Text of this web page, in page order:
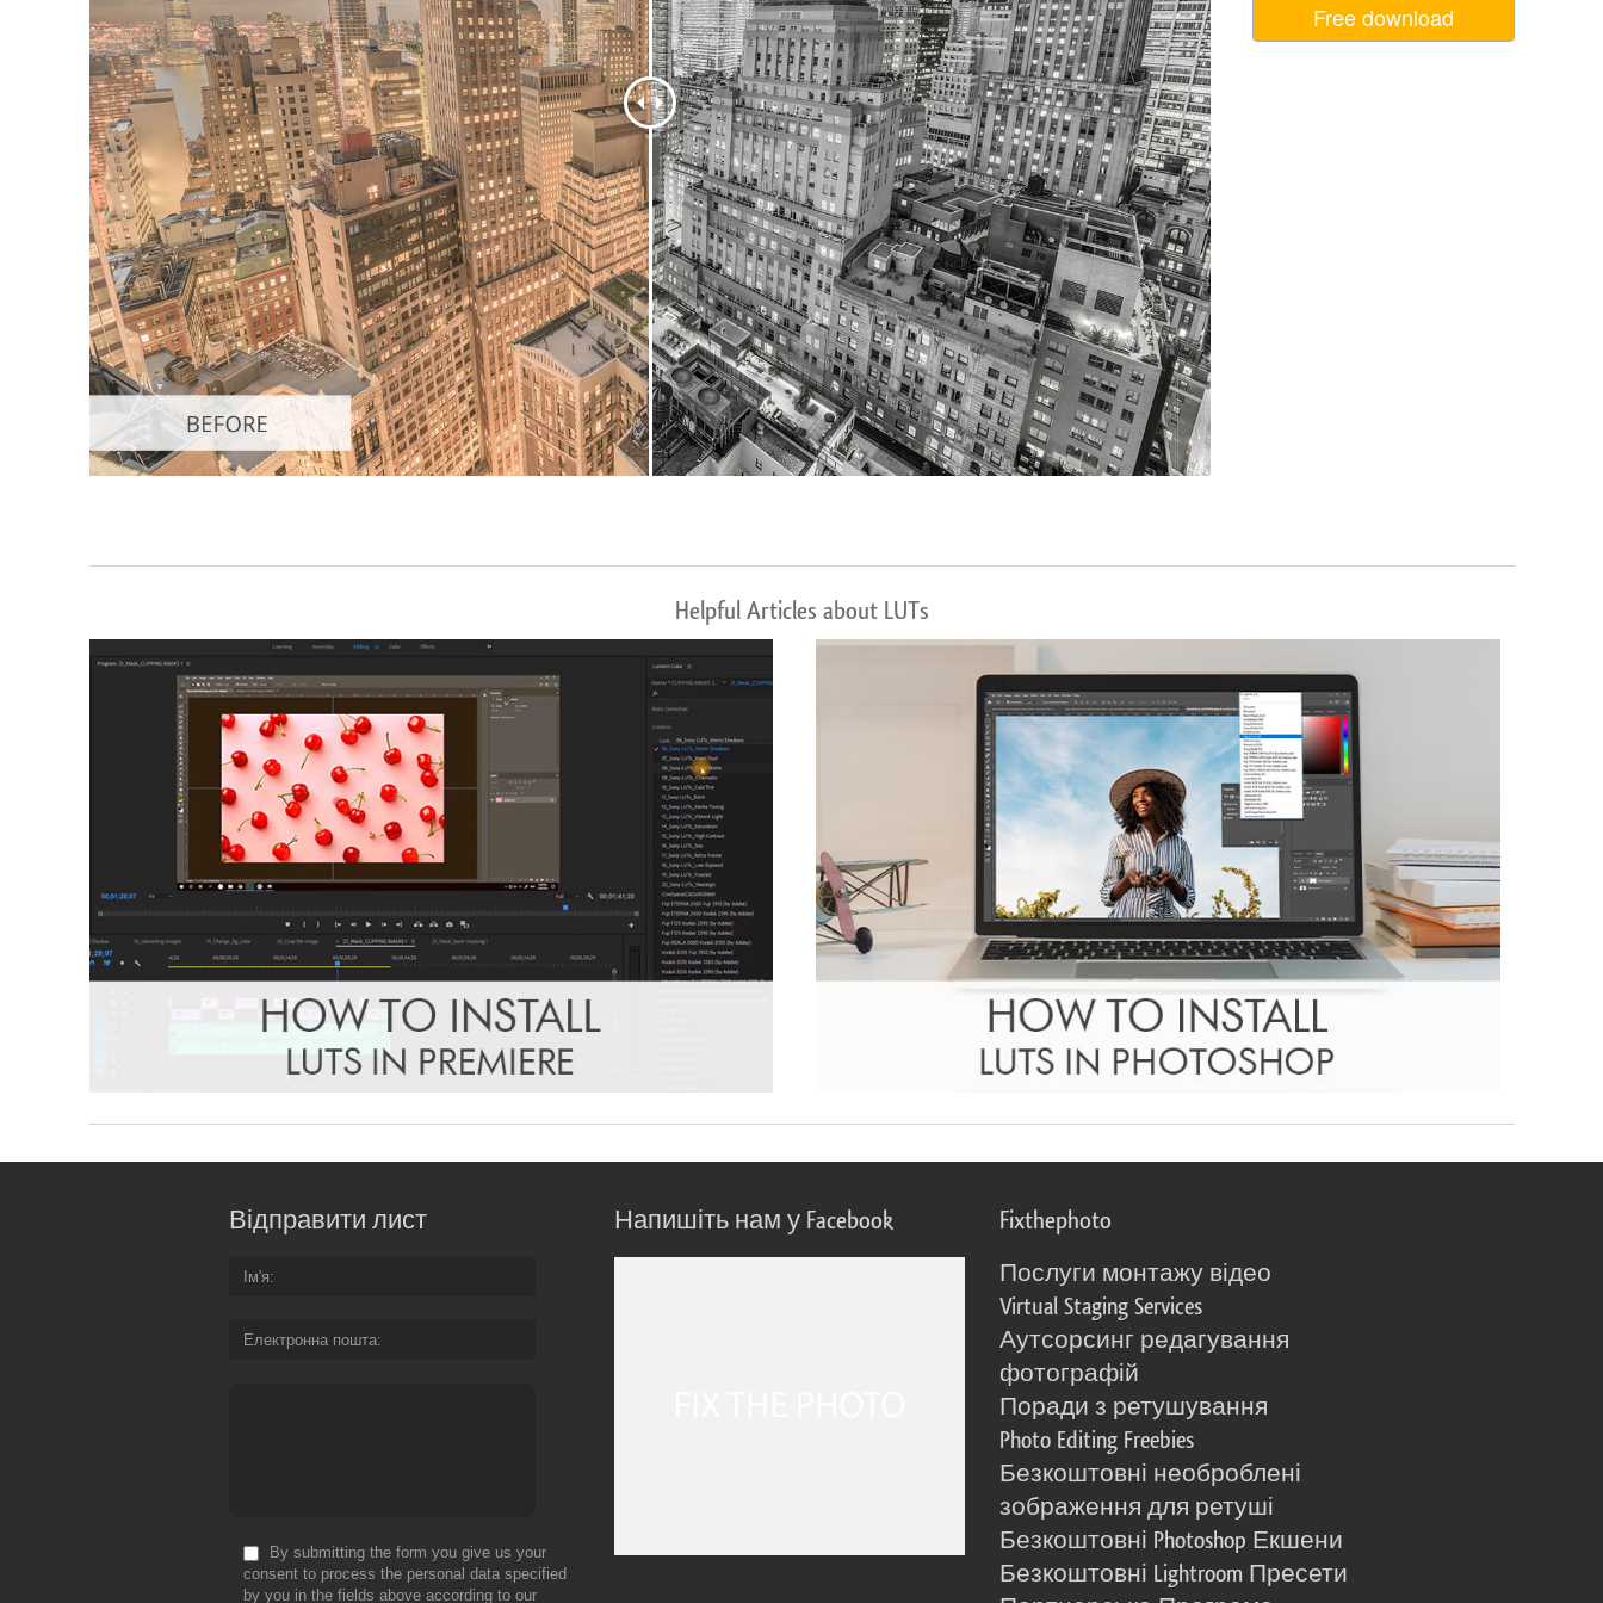
Сервіс ретуші товарів Редагування фото
ювелірних виробів
Дані для навчання ШІ Video Editing Services Free download
Helpful Articles about LUTs
Відправити лист
Ім'я
Електронна пошта
By submitting the form you give us your
consent to process the personal data specified
by you in the fields above according to our
Напишіть нам у Facebook Fixthephoto
Послуги монтажу відео
Virtual Staging Services
Аутсорсинг редагування
фотографій
Поради з ретушування
Photo Editing Freebies
Безкоштовні необроблені
зображення для ретуші
Безкоштовні Photoshop Екшени
Безкоштовні Lightroom Пресети